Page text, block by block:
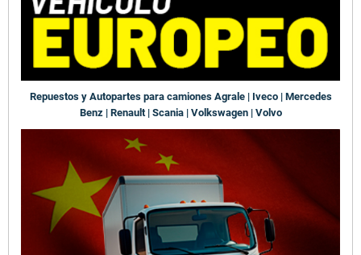
Repuestos y Autopartes para camiones Agrale | Iveco | Mercedes
Benz | Renault | Scania | Volkswagen | Volvo